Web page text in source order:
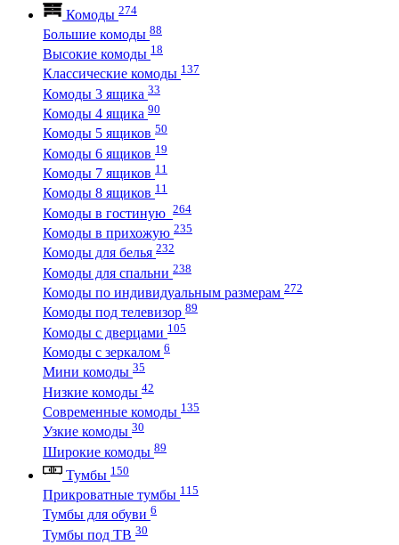
Комоды 274
Большие комоды 88
Высокие комоды 18
Классические комоды 137
Комоды 3 ящика 33
Комоды 4 ящика 90
Комоды 5 ящиков 50
Комоды 6 ящиков 19
Комоды 7 ящиков 11
Комоды 8 ящиков 11
Комоды в гостиную 264
Комоды в прихожую 235
Комоды для белья 232
Комоды для спальни 238
Комоды по индивидуальным размерам 272
Комоды под телевизор 89
Комоды с дверцами 105
Комоды с зеркалом 6
Мини комоды 35
Низкие комоды 42
Современные комоды 135
Узкие комоды 30
Широкие комоды 89
Тумбы 150
Прикроватные тумбы 115
Тумбы для обуви 6
Тумбы под ТВ 30